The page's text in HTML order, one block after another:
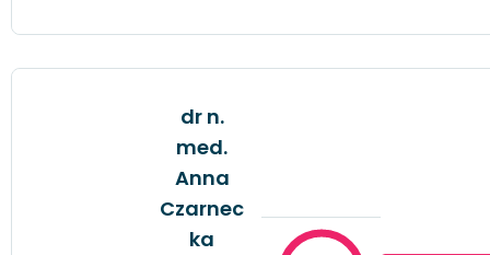
dr n.
med.
Anna
Czarnec
ka